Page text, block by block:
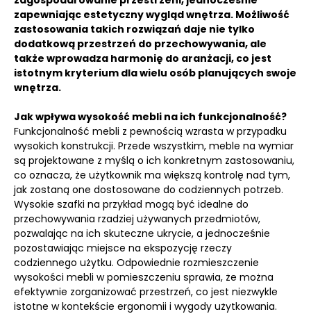
zapewniając estetyczny wygląd wnętrza. Możliwość
zastosowania takich rozwiązań daje nie tylko
dodatkową przestrzeń do przechowywania, ale
także wprowadza harmonię do aranżacji, co jest
istotnym kryterium dla wielu osób planujących swoje
wnętrza.
Jak wpływa wysokość mebli na ich funkcjonalność?
Funkcjonalność mebli z pewnością wzrasta w przypadku
wysokich konstrukcji. Przede wszystkim, meble na wymiar
są projektowane z myślą o ich konkretnym zastosowaniu,
co oznacza, że użytkownik ma większą kontrolę nad tym,
jak zostaną one dostosowane do codziennych potrzeb.
Wysokie szafki na przykład mogą być idealne do
przechowywania rzadziej używanych przedmiotów,
pozwalając na ich skuteczne ukrycie, a jednocześnie
pozostawiając miejsce na ekspozycję rzeczy
codziennego użytku. Odpowiednie rozmieszczenie
wysokości mebli w pomieszczeniu sprawia, że można
efektywnie zorganizować przestrzeń, co jest niezwykle
istotne w kontekście ergonomii i wygody użytkowania.